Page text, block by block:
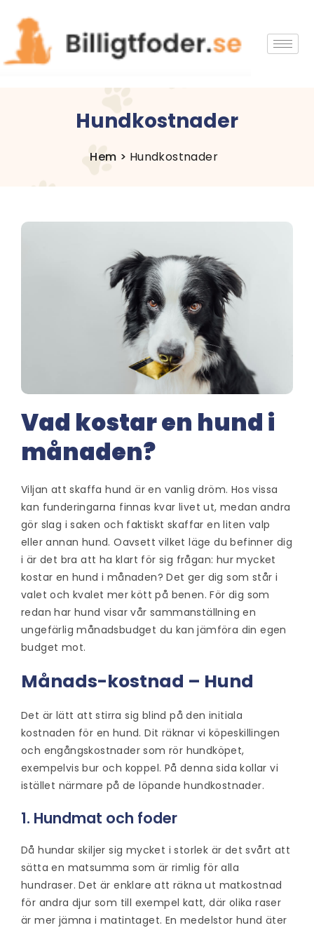
Hundkostnader
Hem > Hundkostnader
Vad kostar en hund i
månaden?
Viljan att skaffa hund är en vanlig dröm. Hos vissa
kan funderingarna finnas kvar livet ut, medan andra
gör slag i saken och faktiskt skaffar en liten valp
eller annan hund. Oavsett vilket läge du befinner dig
i är det bra att ha klart för sig frågan: hur mycket
kostar en hund i månaden? Det ger dig som står i
valet och kvalet mer kött på benen. För dig som
redan har hund visar vår sammanställning en
ungefärlig månadsbudget du kan jämföra din egen
budget mot.
Månads-kostnad – Hund
Det är lätt att stirra sig blind på den initiala
kostnaden för en hund. Dit räknar vi köpeskillingen
och engångskostnader som rör hundköpet,
exempelvis bur och koppel. På denna sida kollar vi
istället närmare på de löpande hundkostnader.
1. Hundmat och foder
Då hundar skiljer sig mycket i storlek är det svårt att
sätta en matsumma som är rimlig för alla
hundraser. Det är enklare att räkna ut matkostnad
för andra djur som till exempel katt, där olika raser
är mer jämna i matintaget. En medelstor hund äter